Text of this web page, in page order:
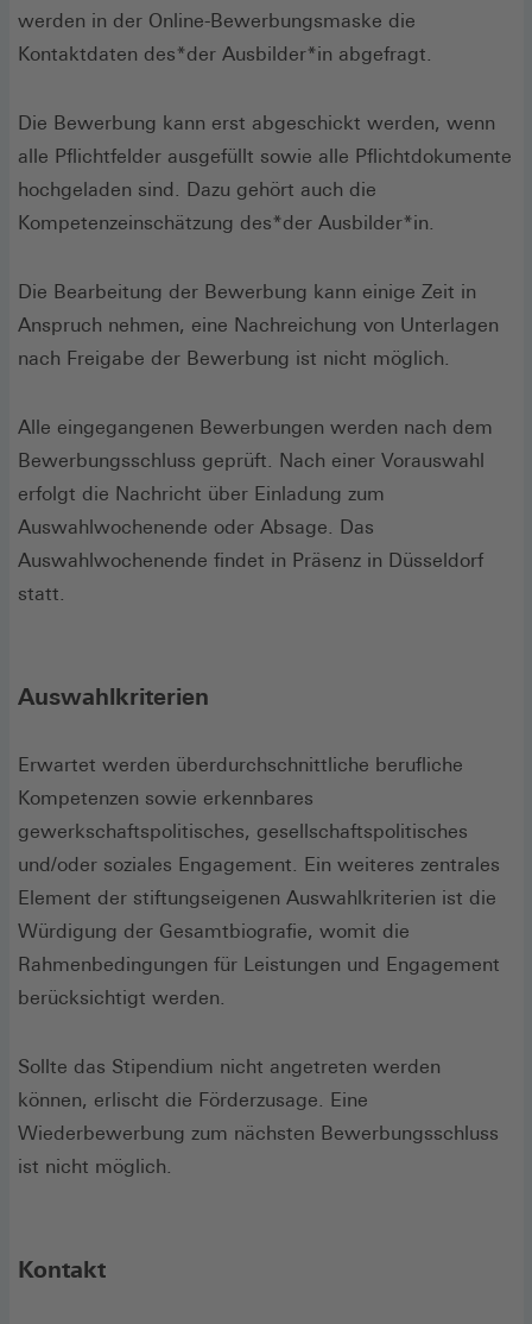
werden in der Online-Bewerbungsmaske die
Kontaktdaten des*der Ausbilder*in abgefragt.
Die Bewerbung kann erst abgeschickt werden, wenn
alle Pflichtfelder ausgefüllt sowie alle Pflichtdokumente
hochgeladen sind. Dazu gehört auch die
Kompetenzeinschätzung des*der Ausbilder*in.
Die Bearbeitung der Bewerbung kann einige Zeit in
Anspruch nehmen, eine Nachreichung von Unterlagen
nach Freigabe der Bewerbung ist nicht möglich.
Alle eingegangenen Bewerbungen werden nach dem
Bewerbungsschluss geprüft. Nach einer Vorauswahl
erfolgt die Nachricht über Einladung zum
Auswahlwochenende oder Absage. Das
Auswahlwochenende findet in Präsenz in Düsseldorf
statt.
Auswahlkriterien
Erwartet werden überdurchschnittliche berufliche
Kompetenzen sowie erkennbares
gewerkschaftspolitisches, gesellschaftspolitisches
und/oder soziales Engagement. Ein weiteres zentrales
Element der stiftungseigenen Auswahlkriterien ist die
Würdigung der Gesamtbiografie, womit die
Rahmenbedingungen für Leistungen und Engagement
berücksichtigt werden.
Sollte das Stipendium nicht angetreten werden
können, erlischt die Förderzusage. Eine
Wiederbewerbung zum nächsten Bewerbungsschluss
ist nicht möglich.
Kontakt